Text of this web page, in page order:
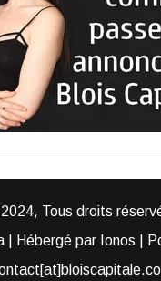
Tous droits
| Hébergé par Ionos |